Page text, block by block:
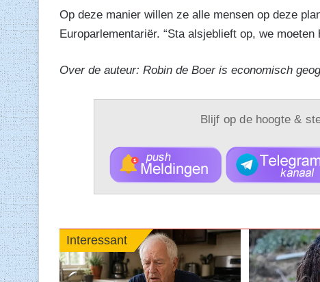
Op deze manier willen ze alle mensen op deze
Europarlementariër. “Sta alsjeblieft op, we
Over de auteur: Robin de Boer is economisch
Blijf op de hoogte &
Interessant